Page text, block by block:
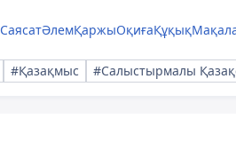
СаясатӘлемҚаржыОқиғаҚұқық
#Қазақмыс #Салыстырмалы